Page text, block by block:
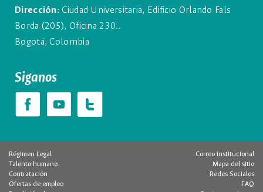
Dirección:Ciudad Universitaria, Edificio Orlando Fals
Borda (205), Oficina 230..
Bogotá, Colombia
Siganos
Régimen Legal
Talento humano
Contratación
Ofertas de empleo
Correo institucional
Mapa del sitio
Redes Sociales
FAQ